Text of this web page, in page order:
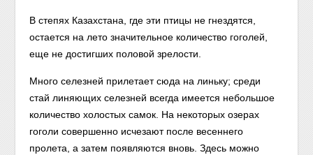
В степях Казахстана, где эти птицы не гнездятся,
остается на лето значительное количество гоголей,
еще не достигших половой зрелости.
Много селезней прилетает сюда на линьку; среди
стай линяющих селезней всегда имеется небольшое
количество холостых самок. На некоторых озерах
гоголи совершенно исчезают после весеннего
пролета, а затем появляются вновь. Здесь можно